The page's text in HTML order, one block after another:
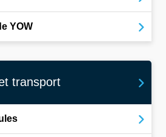
YOW
transport